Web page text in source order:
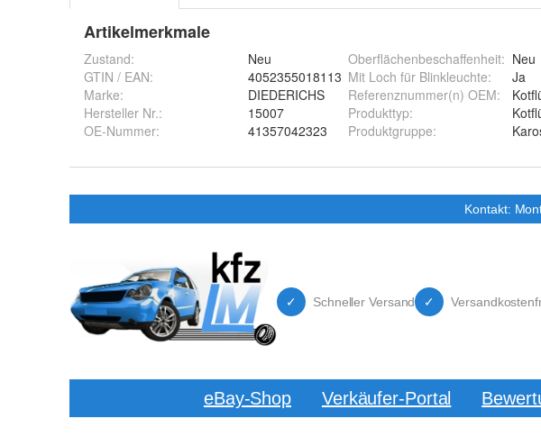
Artikelmerkmale
Zustand:
Neu
GTIN / EAN:
4052355018113
Marke:
DIEDERICHS
Hersteller Nr.:
15007
OE-Nummer: 41357042323
Oberflächenbeschaffenheit: Neu
Mit Loch für Blinkleuchte:
Ja
Referenznummer(n) OEM:
Produkttyp:
Produktgruppe: